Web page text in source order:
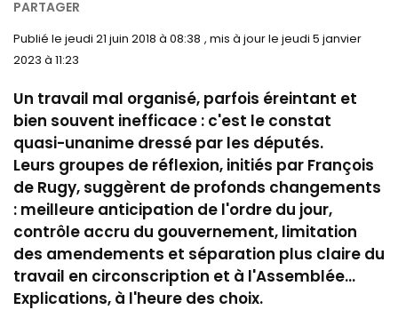
le jeudi 21 juin 2018 à 08:38
le jeudi 5 janvier
2023 à 11:23
Un travail mal organisé, parfois éreintant et
bien souvent inefficace : c'est le constat
quasi-unanime dressé par les députés.
Leurs groupes de réflexion, initiés par François
de Rugy, suggèrent de profonds changements
: meilleure anticipation de l'ordre du jour,
contrôle accru du gouvernement, limitation
des amendements et séparation plus claire du
travail en circonscription et à l'Assemblée...
Explications, à l'heure des choix.